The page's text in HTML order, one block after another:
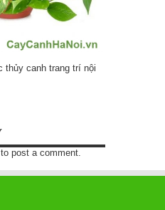
thủy canh trang trí nội
to post a comment.